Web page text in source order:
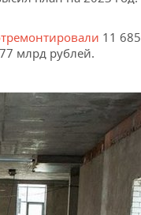
11 685
млрд рублей.